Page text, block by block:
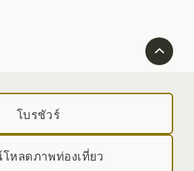
โบรชัวร์
หลดภาพท่องเที่ยว